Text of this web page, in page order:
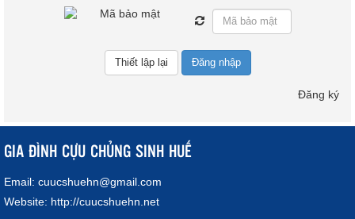
Đăng nhập
Đăng ký
GIA ĐÌNH CỰU CHỦNG SINH HUẾ
Email: cuucshuehn@gmail.com
Website: http://cuucshuehn.net